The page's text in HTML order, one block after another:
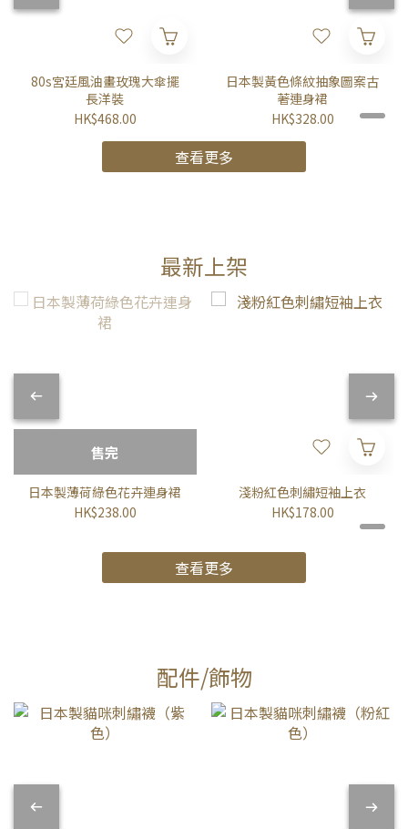
80s宮廷風油畫玫瑰大傘擺
長洋裝
HK$468.00
日本製黃色條紋抽象圖案古
著連身裙
HK$328.00
查看更多
最新上架
售完
日本製薄荷綠色花卉連身裙
HK$238.00
淺粉紅色刺繡短袖上衣
HK$178.00
查看更多
配件/飾物